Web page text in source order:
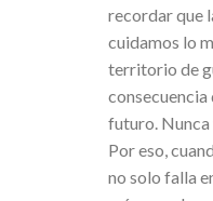
recordar que
cuidamos lo
territorio de
consecuencia
futuro. Nunca
Por eso,
no solo falla